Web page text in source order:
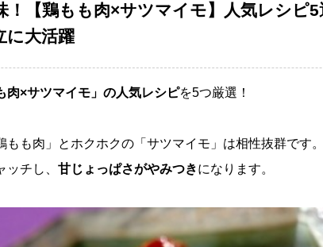
！【鶏もも肉×サツマイモ】人気レシピ5
に大活躍
肉×サツマイモ」の人気レシピを5つ厳選！
もも肉」とホクホクの「サツマイモ」は相性抜群です
チし、 甘じょっぱさがやみつきになります。